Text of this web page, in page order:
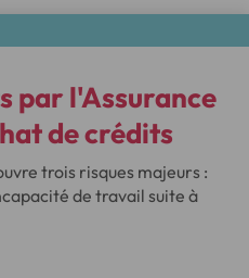
par l'Assurance
de crédits
trois risques majeurs :
de travail suite à